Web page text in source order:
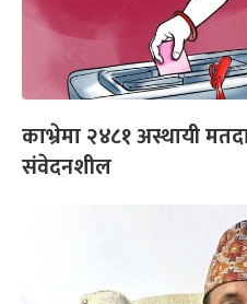
काभ्रेमा २४८१ अस्थायी
संवेदनशील